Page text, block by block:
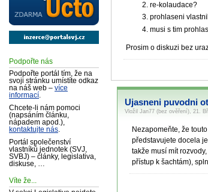
Podpořte nás
Podpořte portál tím, že na
svoji stránku umístíte odkaz
na náš web – více
informací
Chcete-li nám pomoci
(napsáním článku,
nápadem apod.),
kontaktujte nás
Portál společenství
vlastníků jednotek (SVJ,
SVBJ) – články, legislativa,
diskuse, …
Víte že...
re-kolaudace?
prohlaseni
musi s tim
Prosim o diskuzi bez
Ujasneni puvodni
Vložil Jan77 (bez ověření), 21.
Nezapomeňte, že
představujete docela
takže musí mít
přístup k šachtám),